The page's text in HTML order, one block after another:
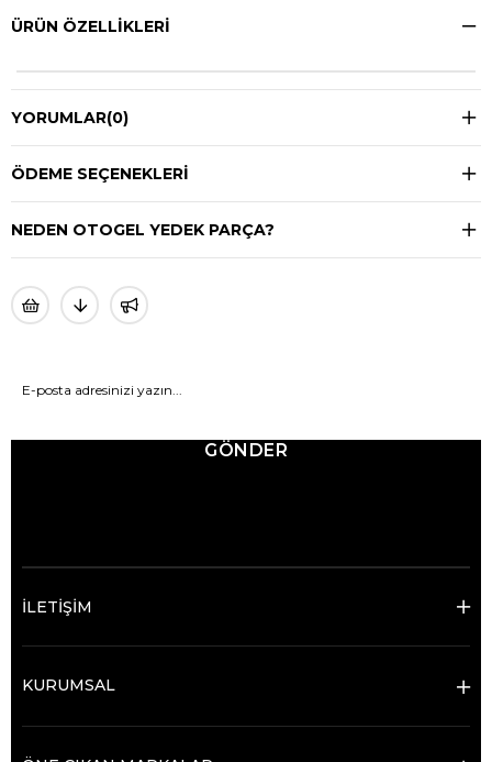
ÜRÜN ÖZELLIKLERI
YORUMLAR(0)
ÖDEME SEÇENEKLERI
NEDEN OTOGEL YEDEK PARÇA?
GÖNDER
İLETİŞİM
KURUMSAL